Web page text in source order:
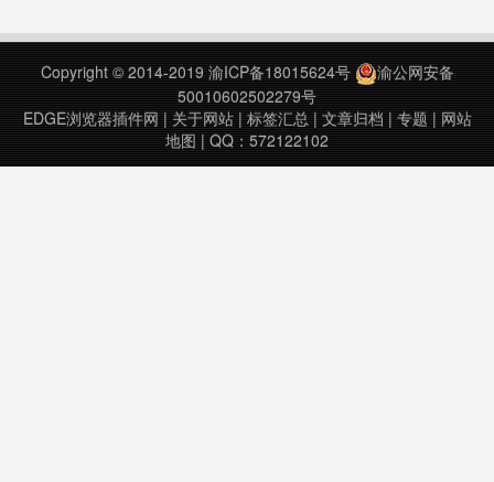
从新标签页搜索Google / Bing /
链接，以便快速访问。……
Copyright © 2014-2019 渝ICP备18015624号
渝公网安备
50010602502279号
EDGE浏览器插件网 | 关于网站| 标签汇总| 文章归档 | 专题 | 网站
地图 | QQ：572122102